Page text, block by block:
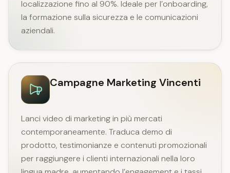
localizzazione fino al 90%. Ideale per l’onboarding,
la formazione sulla sicurezza e le comunicazioni
aziendali.
Campagne Marketing Vincenti
Lanci video di marketing in più mercati
contemporaneamente. Traduca demo di
prodotto, testimonianze e contenuti promozionali
per raggiungere i clienti internazionali nella loro